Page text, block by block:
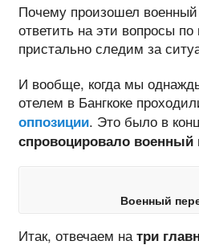
Почему произошел
ответить на эти вопросы
пристально следим за
И вообще, когда мы
отелем в Бангкоке
оппозиции. Это было в
спровоцировало военный
Военный
Итак, отвечаем натри